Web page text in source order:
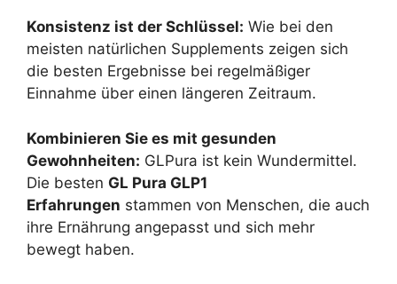
Konsistenz ist der Schlüssel: Wie bei den
meisten natürlichen Supplements zeigen sich
die besten Ergebnisse bei regelmäßiger
Einnahme über einen längeren Zeitraum.
Kombinieren Sie es mit gesunden
Gewohnheiten: GLPura ist kein Wundermittel.
Die besten GL Pura GLP1
Erfahrungen stammen von Menschen, die auch
ihre Ernährung angepasst und sich mehr
bewegt haben.